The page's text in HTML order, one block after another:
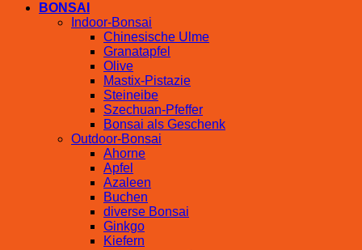
BONSAI
Indoor-Bonsai
Chinesische Ulme
Granatapfel
Olive
Mastix-Pistazie
Steineibe
Szechuan-Pfeffer
Bonsai als Geschenk
Outdoor-Bonsai
Ahorne
Apfel
Azaleen
Buchen
diverse Bonsai
Ginkgo
Kiefern